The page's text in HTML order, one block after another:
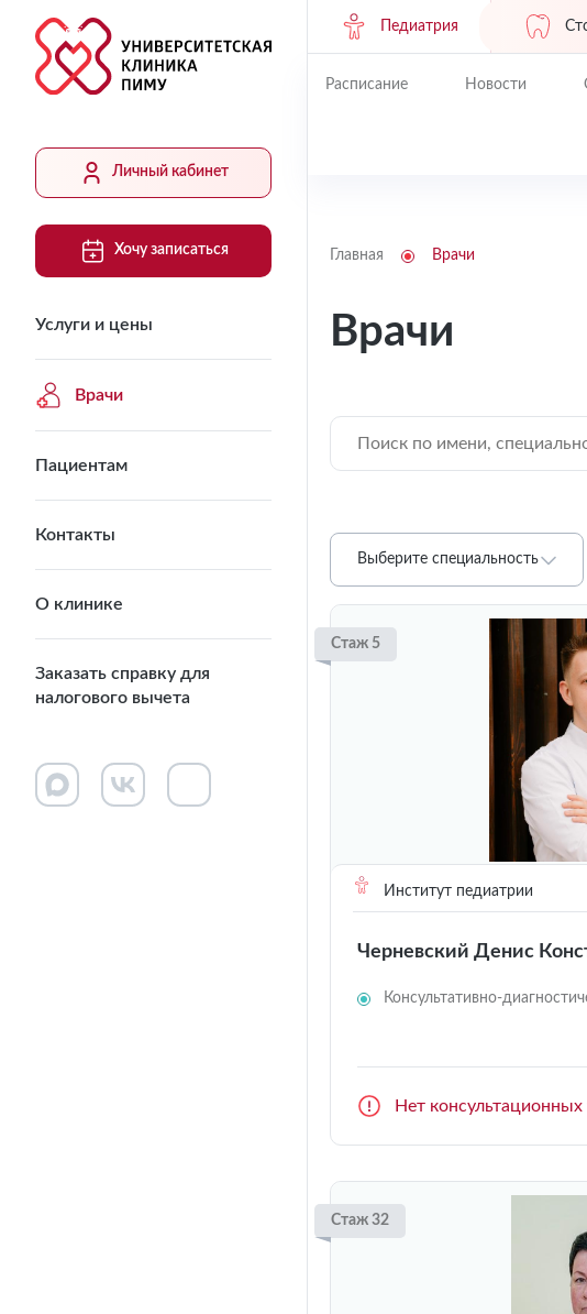
Личный кабинет
Хочу записаться
Услуги и цены
Врачи
Пациентам
Контакты
О клинике
Заказать справку для
налогового вычета
Педиатрия
Расписание Новости
Главная Врачи
Врачи
Выберите специальность
Стаж 5
Институт педиатрии
Черневский Денис
Консультативно-
Нет консультационных
Стаж 32